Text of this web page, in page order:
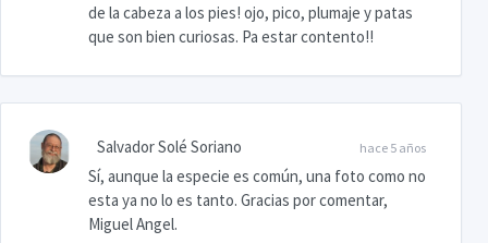
de la cabeza a los pies! ojo, pico, plumaje y patas
que son bien curiosas. Pa estar contento!!
hace 5 años
Salvador Solé Soriano
Sí, aunque la especie es común, una foto como no
esta ya no lo es tanto. Gracias por comentar,
Miguel Angel.